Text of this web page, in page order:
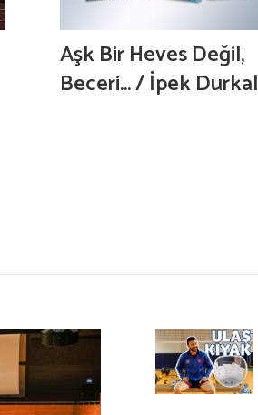
Aşk Bir Heves Değil,
Beceri… / İpek Durkal